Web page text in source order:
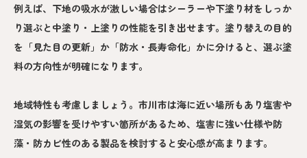
例えば、下地の吸水が激しい場合はシーラーや下塗り材をしっか
り選ぶと中塗り・上塗りの性能を引き出せます。塗り替えの目的
を「見た目の更新」か「防水・長寿命化」かに分けると、選ぶ塗
料の方向性が明確になります。
地域特性も考慮しましょう。市川市は海に近い場所もあり塩害や
湿気の影響を受けやすい箇所があるため、塩害に強い仕様や防
藻・防カビ性のある製品を検討すると安心感が高まります。